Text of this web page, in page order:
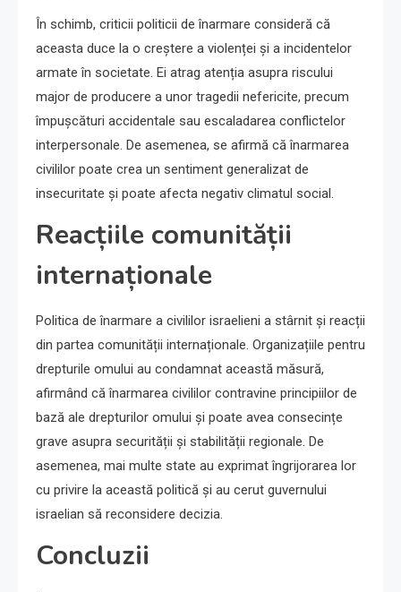
În schimb, criticii politicii de înarmare consideră că
aceasta duce la o creștere a violenței și a incidentelor
armate în societate. Ei atrag atenția asupra riscului
major de producere a unor tragedii nefericite, precum
împușcături accidentale sau escaladarea conflictelor
interpersonale. De asemenea, se afirmă că înarmarea
civililor poate crea un sentiment generalizat de
insecuritate și poate afecta negativ climatul social.
Reacțiile comunității
internaționale
Politica de înarmare a civililor israelieni a stârnit și reacții
din partea comunității internaționale. Organizațiile pentru
drepturile omului au condamnat această măsură,
afirmând că înarmarea civililor contravine principiilor de
bază ale drepturilor omului și poate avea consecințe
grave asupra securității și stabilității regionale. De
asemenea, mai multe state au exprimat îngrijorarea lor
cu privire la această politică și au cerut guvernului
israelian să reconsidere decizia.
Concluzii